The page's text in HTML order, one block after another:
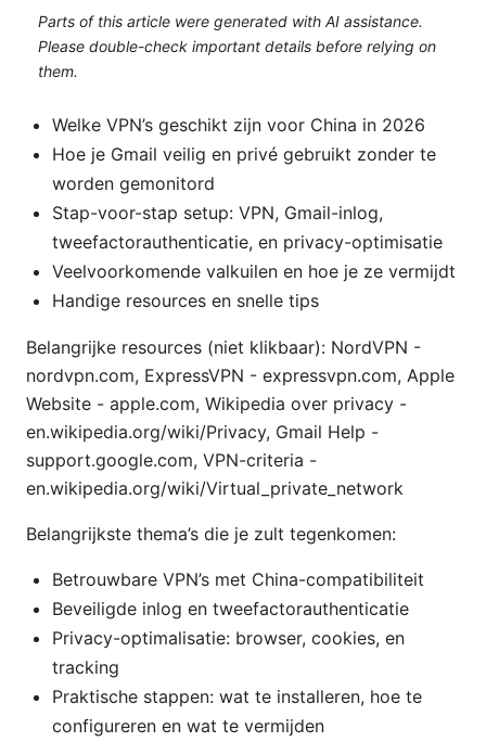
Parts of this article were generated with AI assistance.
Please double-check important details before relying on
them.
Welke VPN’s geschikt zijn voor China in 2026
Hoe je Gmail veilig en privé gebruikt zonder te
worden gemonitord
Stap-voor-stap setup: VPN, Gmail-inlog,
tweefactorauthenticatie, en privacy-optimisatie
Veelvoorkomende valkuilen en hoe je ze vermijdt
Handige resources en snelle tips
Belangrijke resources (niet klikbaar): NordVPN -
nordvpn.com, ExpressVPN - expressvpn.com, Apple
Website - apple.com, Wikipedia over privacy -
en.wikipedia.org/wiki/Privacy, Gmail Help -
support.google.com, VPN-criteria -
en.wikipedia.org/wiki/Virtual_private_network
Belangrijkste thema’s die je zult tegenkomen:
Betrouwbare VPN’s met China-compatibiliteit
Beveiligde inlog en tweefactorauthenticatie
Privacy-optimalisatie: browser, cookies, en
tracking
Praktische stappen: wat te installeren, hoe te
configureren en wat te vermijden